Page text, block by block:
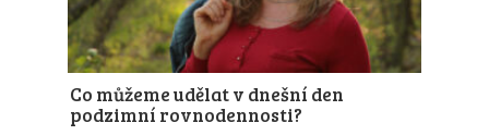
Co můžeme udělat v dnešní den
podzimní rovnodennosti?